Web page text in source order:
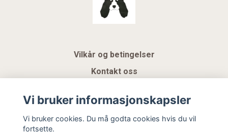
Vilkår og betingelser
Kontakt oss
Gavekort
Vi bruker informasjonskapsler
Vi bruker cookies. Du må godta cookies hvis du vil
fortsette.